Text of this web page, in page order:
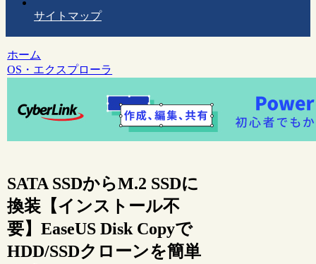
サイトマップ
ホーム
OS・エクスプローラ
SATA SSDからM.2 SSDに
換装【インストール不
要】EaseUS Disk Copyで
HDD/SSDクローンを簡単